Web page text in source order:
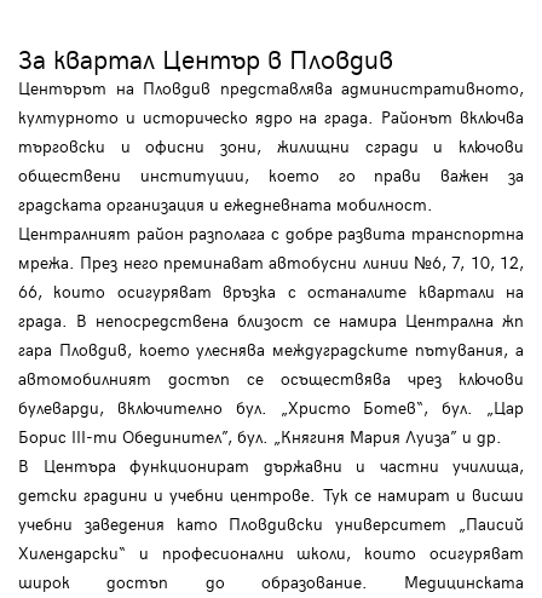
За квартал Център в Пловдив
Центърът на Пловдив представлява административното,
културното и историческо ядро на града. Районът включва
търговски и офисни зони, жилищни сгради и ключови
обществени институции, което го прави важен за
градската организация и ежедневната мобилност.
Централният район разполага с добре развита транспортна
мрежа. През него преминават автобусни линии №6, 7, 10, 12,
66, които осигуряват връзка с останалите квартали на
града. В непосредствена близост се намира Централна жп
гара Пловдив, което улеснява междуградските пътувания, а
автомобилният достъп се осъществява чрез ключови
булеварди, включително бул. „Христо Ботев“, бул. „Цар
Борис III-ти Обединител”, бул. „Княгиня Мария Луиза” и др.
В Центъра функционират държавни и частни училища,
детски градини и учебни центрове. Тук се намират и висши
учебни заведения като Пловдивски университет „Паисий
Хилендарски“ и професионални школи, които осигуряват
широк достъп до образование. Медицинската